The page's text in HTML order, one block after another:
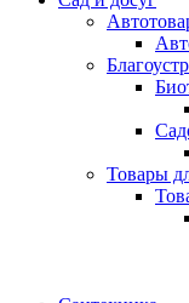
Товары